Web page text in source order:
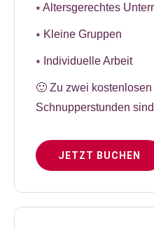
⭑ Altersgerechtes
⭑ Kleine Gruppen
⭑ Individuelle Arbeit
🙂 Zu zwei
Schnupperstunden
JETZT BUCHEN